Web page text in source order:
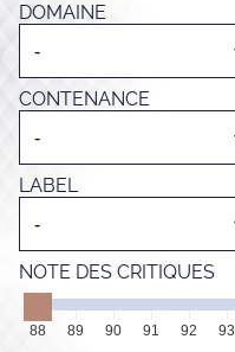
DOMAINE
CONTENANCE
LABEL
NOTE DES CRITIQUES
88 89 90 91 92 93